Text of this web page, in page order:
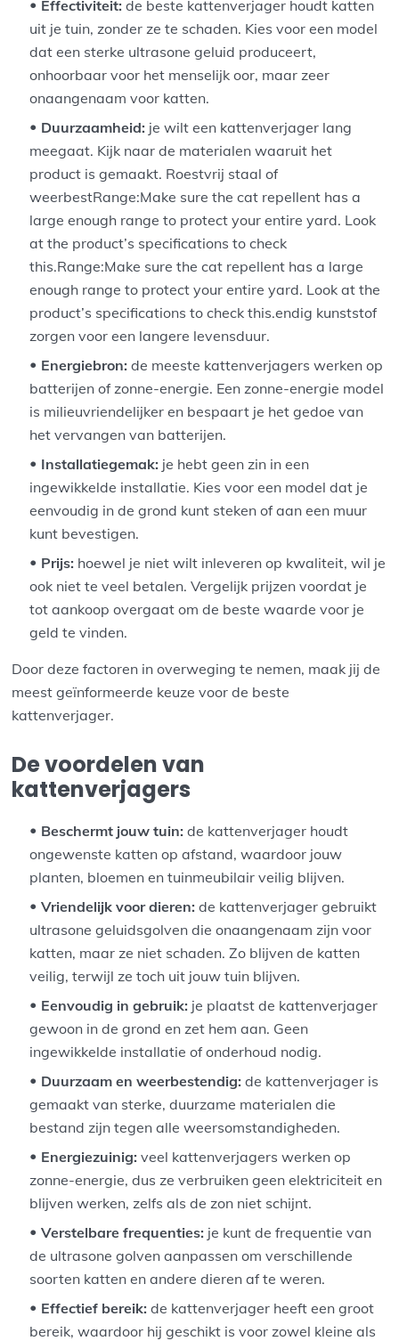
Effectiviteit:de beste kattenverjager houdt katten
uit je tuin, zonder ze te schaden. Kies voor een model
dat een sterke ultrasone geluid produceert,
onhoorbaar voor het menselijk oor, maar zeer
onaangenaam voor katten.
Duurzaamheid: je wilt een kattenverjager lang
meegaat. Kijk naar de materialen waaruit het
product is gemaakt. Roestvrij staal of
weerbestRange:Make sure the cat repellent has a
large enough range to protect your entire yard. Look
at the product’s specifications to check
this.Range:Make sure the cat repellent has a large
enough range to protect your entire yard. Look at the
product’s specifications to check this.endig kunststof
zorgen voor een langere levensduur.
Energiebron:de meeste kattenverjagers werken op
batterijen of zonne-energie. Een zonne-energie model
is milieuvriendelijker en bespaart je het gedoe van
het vervangen van batterijen.
Installatiegemak: je hebt geen zin in een
ingewikkelde installatie. Kies voor een model dat je
eenvoudig in de grond kunt steken of aan een muur
kunt bevestigen.
Prijs: hoewel je niet wilt inleveren op kwaliteit, wil je
ook niet te veel betalen. Vergelijk prijzen voordat je
tot aankoop overgaat om de beste waarde voor je
geld te vinden.
Door deze factoren in overweging te nemen, maak jij de
meest geïnformeerde keuze voor de beste
kattenverjager.
De voordelen van
kattenverjagers
Beschermt jouw tuin:de kattenverjager houdt
ongewenste katten op afstand, waardoor jouw
planten, bloemen en tuinmeubilair veilig blijven.
Vriendelijk voor dieren:de kattenverjager gebruikt
ultrasone geluidsgolven die onaangenaam zijn voor
katten, maar ze niet schaden. Zo blijven de katten
veilig, terwijl ze toch uit jouw tuin blijven.
Eenvoudig in gebruik: je plaatst de kattenverjager
gewoon in de grond en zet hem aan. Geen
ingewikkelde installatie of onderhoud nodig.
Duurzaam en weerbestendig:de kattenverjager is
gemaakt van sterke, duurzame materialen die
bestand zijn tegen alle weersomstandigheden.
Energiezuinig:veel kattenverjagers werken op
zonne-energie, dus ze verbruiken geen elektriciteit en
blijven werken, zelfs als de zon niet schijnt.
Verstelbare frequenties: je kunt de frequentie van
de ultrasone golven aanpassen om verschillende
soorten katten en andere dieren af te weren.
Effectief bereik:de kattenverjager heeft een groot
bereik, waardoor hij geschikt is voor zowel kleine als